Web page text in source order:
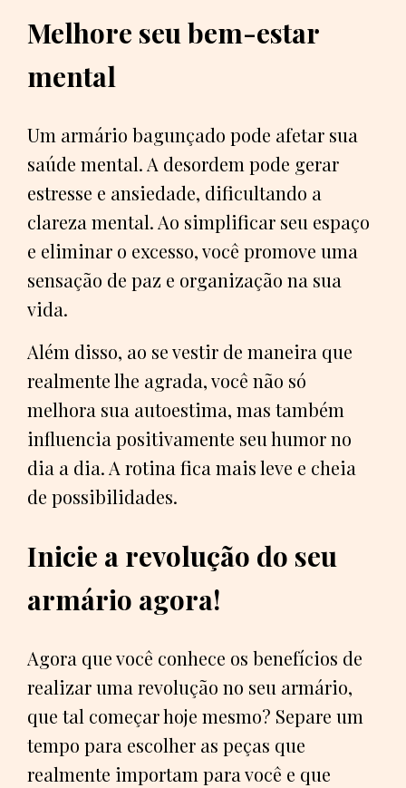
Melhore seu bem-estar
mental
Um armário bagunçado pode afetar sua
saúde mental. A desordem pode gerar
estresse e ansiedade, dificultando a
clareza mental. Ao simplificar seu espaço
e eliminar o excesso, você promove uma
sensação de paz e organização na sua
vida.
Além disso, ao se vestir de maneira que
realmente lhe agrada, você não só
melhora sua autoestima, mas também
influencia positivamente seu humor no
dia a dia. A rotina fica mais leve e cheia
de possibilidades.
Inicie a revolução do seu
armário agora!
Agora que você conhece os benefícios de
realizar uma revolução no seu armário,
que tal começar hoje mesmo? Separe um
tempo para escolher as peças que
realmente importam para você e que